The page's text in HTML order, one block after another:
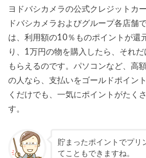
ヨドバシカメラの公式クレジットカ
ドバシカメラおよびグループ各店舗
は、利用額の10％ものポイントが還
り、1万円の物を購入したら、それ
もらえるのです。パソコンなど、高
の人なら、支払いをゴールドポイン
くだけでも、一気にポイントがたく
す。
貯まったポイントでプリ
てこともできますね。